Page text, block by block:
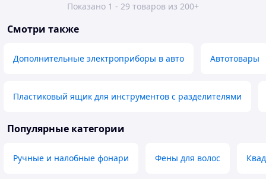
Показано 1 - 29 товаров из 200+
Смотри также
Дополнительные электроприборы в авто Автотовары
Пластиковый ящик для инструментов с разделителями
Популярные категории
Ручные и налобные фонари Фены для волос